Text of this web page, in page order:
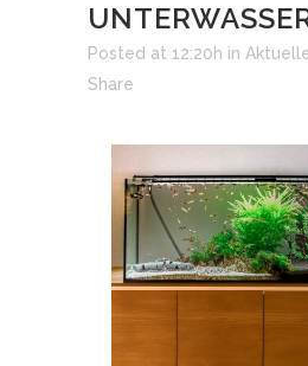
Posted at 12:20h in
Share